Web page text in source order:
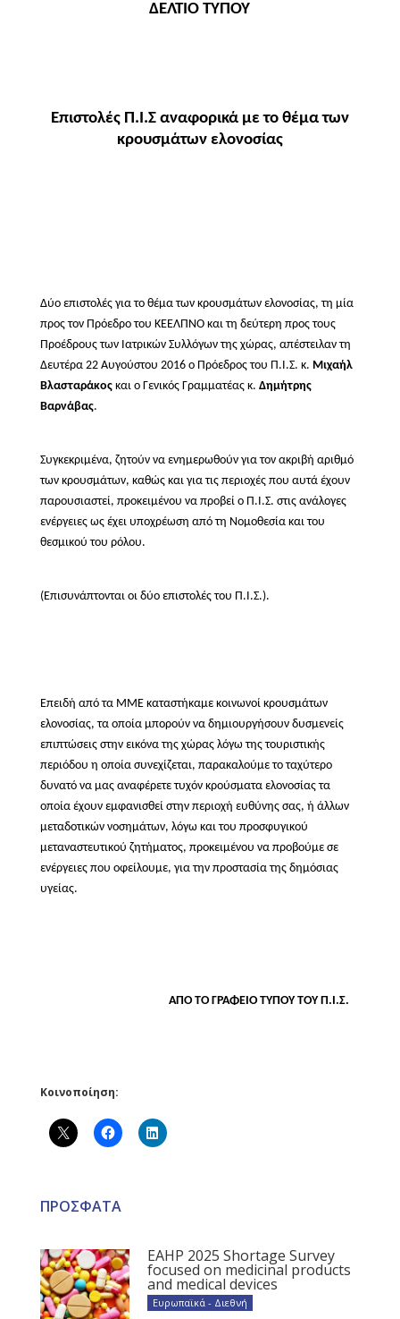
ΔΕΛΤΙΟ ΤΥΠΟΥ
Επιστολές Π.Ι.Σ αναφορικά με το θέμα των
κρουσμάτων ελονοσίας
Δύο επιστολές για το θέμα των κρουσμάτων ελονοσίας, τη μία
προς τον Πρόεδρο του ΚΕΕΛΠΝΟ και τη δεύτερη προς τους
Προέδρους των Ιατρικών Συλλόγων της χώρας, απέστειλαν τη
Δευτέρα 22 Αυγούστου 2016 ο Πρόεδρος του Π.Ι.Σ. κ. Μιχαήλ
Βλασταράκοςκαι ο Γενικός Γραμματέας κ. Δημήτρης
Βαρνάβας.
Συγκεκριμένα, ζητούν να ενημερωθούν για τον ακριβή αριθμό
των κρουσμάτων, καθώς και για τις περιοχές που αυτά έχουν
παρουσιαστεί, προκειμένου να προβεί ο Π.Ι.Σ. στις ανάλογες
ενέργειες ως έχει υποχρέωση από τη Νομοθεσία και του
θεσμικού του ρόλου.
(Επισυνάπτονται οι δύο επιστολές του Π.Ι.Σ.).
Επειδή από τα ΜΜΕ καταστήκαμε κοινωνοί κρουσμάτων
ελονοσίας, τα οποία μπορούν να δημιουργήσουν δυσμενείς
επιπτώσεις στην εικόνα της χώρας λόγω της τουριστικής
περιόδου η οποία συνεχίζεται, παρακαλούμε το ταχύτερο
δυνατό να μας αναφέρετε τυχόν κρούσματα ελονοσίας τα
οποία έχουν εμφανισθεί στην περιοχή ευθύνης σας, ή άλλων
μεταδοτικών νοσημάτων, λόγω και του προσφυγικού 
μεταναστευτικού ζητήματος, προκειμένου να προβούμε σε
ενέργειες που οφείλουμε, για την προστασία της δημόσιας
υγείας.
ΑΠΟ ΤΟ ΓΡΑΦΕΙΟ ΤΥΠΟΥ ΤΟΥ Π.Ι.Σ.
Κοινοποίηση:
ΠΡΟΣΦΑΤΑ
EAHP 2025 Shortage Survey
focused on medicinal products
and medical devices
Ευρωπαϊκά - Διεθνή